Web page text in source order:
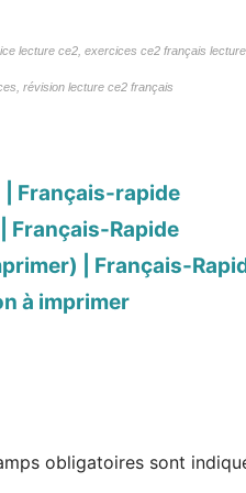
lecture ce2, exercices ce2 français
révision lecture ce2 français
| Français-rapide
Français-Rapide
| Français-
à imprimer
obligatoires sont